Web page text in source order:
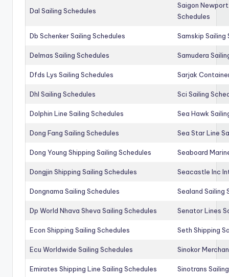
Dal Sailing Schedules
Saigon
Schedules
Db Schenker Sailing Schedules Samskip Sailing
Delmas Sailing Schedules Samudera
Dfds Lys Sailing Schedules Sarjak
Dhl Sailing Schedules Sci Sailing
Dolphin Line Sailing Schedules Sea Hawk
Dong Fang Sailing Schedules Sea Star Line
Dong Young Shipping Sailing Schedules Seaboard
Dongjin Shipping Sailing Schedules Seacastle Inc
Dongnama Sailing Schedules Sealand Sailing
Dp World Nhava Sheva Sailing Schedules Senator Lines
Econ Shipping Sailing Schedules Seth Shipping
Ecu Worldwide Sailing Schedules Sinokor
Emirates Shipping Line Sailing Schedules Sinotrans